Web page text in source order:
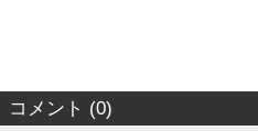
コメント (0)